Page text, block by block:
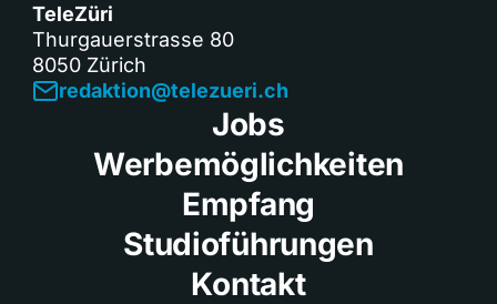
TeleZüri
Thurgauerstrasse 80
8050 Zürich
redaktion@telezueri.ch
Jobs
Werbemöglichkeiten
Empfang
Studioführungen
Kontakt